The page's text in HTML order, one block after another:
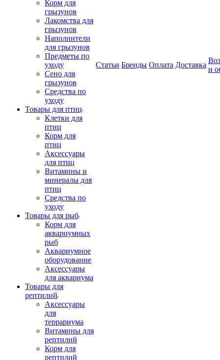
Корм для
грызунов
Лакомства для
грызунов
Наполнители
для грызунов
Предметы по
уходу
Сено для
грызунов
Средства по
уходу
Товары для птиц
Клетки для
птиц
Корм для
птиц
Аксессуары
для птиц
Витамины и
минералы для
птиц
Средства по
уходу
Товары для рыб
Корм для
аквариумных
рыб
Аквариумное
оборудование
Аксессуары
для аквариума
Товары для
рептилий
Аксессуары
для
террариума
Витамины для
рептилий
Корм для
рептилий
Статьи Бренды Оплата Доставка
и